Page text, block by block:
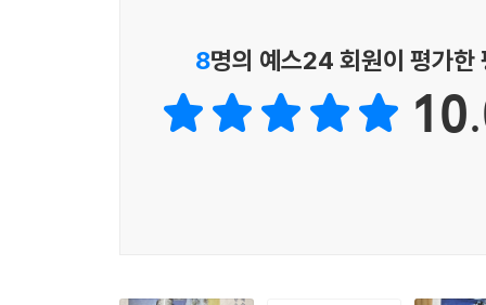
진정한 여행은 ‘내가 여행을 하는 것이 아니라 여
--- p.286 「기억의 깊이로」 중에서
자연과 여행이 하나로 어우러진 이 기록은 깊은 여
8명의 예스24 회원이 평가한